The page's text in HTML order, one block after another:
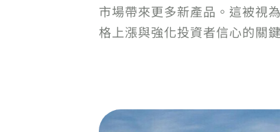
市場帶來更多新產品。這被視
格上漲與強化投資者信心的關